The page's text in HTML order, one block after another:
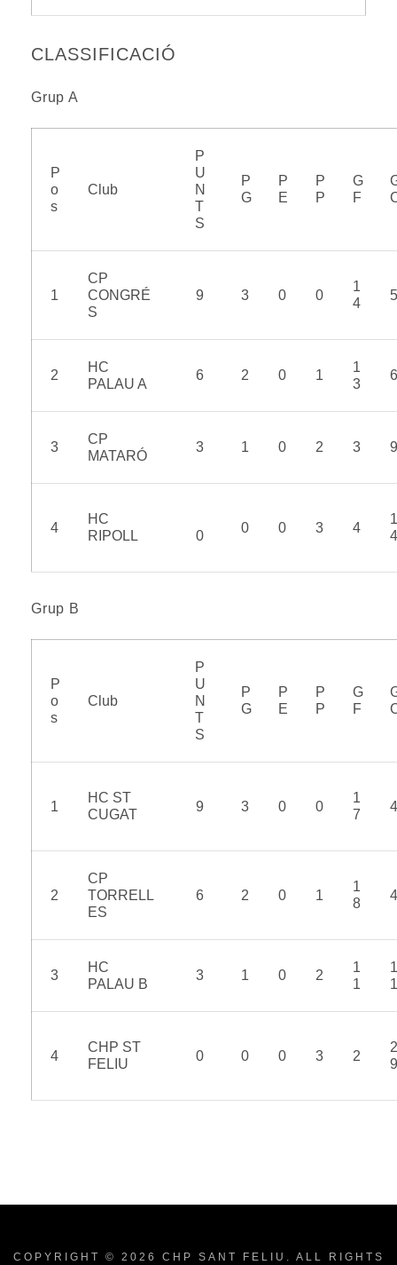
CLASSIFICACIÓ
Grup A
P
o
s
Club
P
U
N
T
S
P
G
P
E
P
P
G
F
1
CP
CONGRÉ
S
9 3 0 0
1
4
5
2
HC
PALAU A
6 2 0 1
1
3
6
3
CP
MATARÓ
3 1 0 2 3 9
4
HC
RIPOLL
0
0 0 3 4
1
4
Grup B
P
o
s
Club
P
U
N
T
S
P
G
P
E
P
P
G
F
1
HC ST
CUGAT
9 3 0 0
1
7
4
2
CP
TORRELL
ES
6 2 0 1
1
8
4
3
HC
PALAU B
3 1 0 2
1
1
1
1
4
CHP ST
FELIU
0 0 0 3 2
2
9
COPYRIGHT © 2026 CHP SANT FELIU . ALL RIGHTS